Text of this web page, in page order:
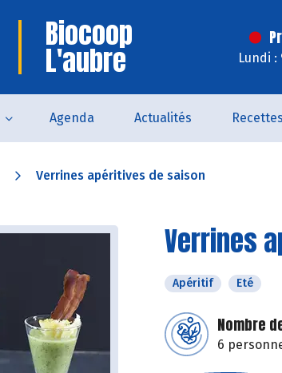
Biocoop
L'aubre Lundi :
Agenda Actualités Recettes
Verrines apéritives de saison
Verrines
Apéritif Eté
Nombre
6